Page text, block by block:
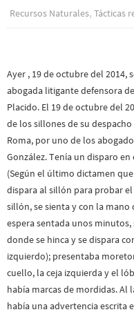
Recursos Naturales, Tácticas
Ayer , 19 de octubre del 2014,
abogada litigante defensora
Placido. El 19 de octubre del
de los sillones de su
Roma, por uno de los
González. Tenía un disparo
(Según el último dictamen
dispara al sillón para probar
sillón, se sienta y con la
espera sentada unos
donde se hinca y se dispara
izquierdo); presentaba
cuello, la ceja izquierda y el
había marcas de mordidas. Al
había una advertencia escrita